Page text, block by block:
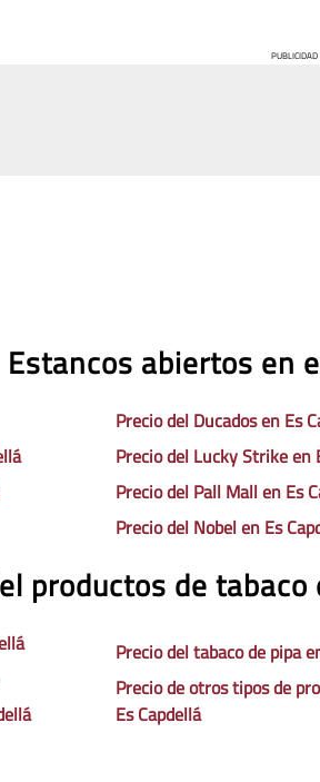
PUBLICIDAD
Estancos abiertos en
Precio del Ducados en Es
Precio del Lucky Strike en
Precio del Pall Mall en Es
Precio del Nobel en Es
productos de
Precio del tabaco de pipa
Precio de otros tipos de
Es Capdellá